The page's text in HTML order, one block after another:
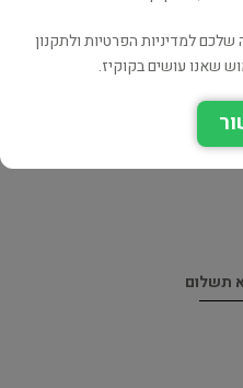
תשלום
למדיניות הפרטיות ולתקנון
שאנו עושים בקוקיז.